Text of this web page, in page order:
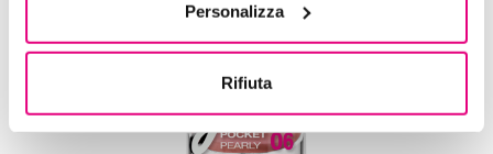
Personalizza
Rifiuta